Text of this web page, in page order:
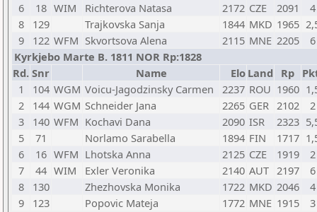
6
18 WIM Richterova Natasa 2172 CZE 2091
4
8
129 Trajkovska Sanja 1844 MKD 1965
9
122 WFM Skvortsova Alena 2115 MNE 2205
6
Kyrkjebo Marte B. 1811 NOR Rp:1828
Rd. Snr Name Elo Land Rp
1
104 WGM Voicu-Jagodzinsky Carmen 2237 ROU 1960
2
144 WGM Schneider Jana 2265 GER 2102
2
3
140 WFM Kochavi Dana 2090 ISR 2323
5
71 Norlamo Sarabella 1894 FIN 1717
6
16 WFM Lhotska Anna 2125 CZE 1919
2
7
44 WIM Exler Veronika 2140 AUT 2197
6
8
130 Zhezhovska Monika 1722 MKD 2046
4
9
123 Popovic Mateja 1772 MNE 1915 3